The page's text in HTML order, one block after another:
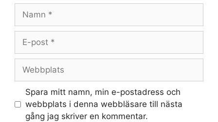
post
Spara mitt namn, min e-postadress och
webbplats i denna webbläsare till nästa
gång jag skriver en kommentar.